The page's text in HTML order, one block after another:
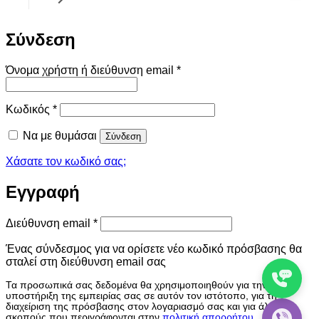
ΔΙΑΦΡΑΓΜΑΤΑ
ΚΛΈΜΕΣ
ΛΥΧΝΊΕΣ
ΠΛΑΚΈΤΕΣ
ΠΥΚΝΩΤΕΣ 9
ΡΕΛΈ-ΘΕΡΜΙΚΆ ΣΥΜΠΙΕΣΤΏΝ 15
ΜΕΝΤΕΣΈΔΕΣ
ΜΟΝΏΣΕΙΣ
ΦΊΛΤΡΑ ΝΕΡΟΎ
ΦΙΛΤΡΑ ΟΣΜΩΝ
ΕΚΤΟΝΩΤΙΚΕΣ ΒΑΛΒΙΔΕΣ-
ORIFISE
ΠΛΆΤΕΣ-ΨΥΚΤΙΚΆ ΣΤΟΙΧΕΊΑ
ΨΥΚΤΙΚΆ ΥΓΡΆ 5
Σύνδεση
Όνομα χρήστη ή διεύθυνση email *Απαιτείται
Κωδικός *Απαιτείται
Να με θυμάσαι Σύνδεση
Χάσατε τον κωδικό σας;
Εγγραφή
Διεύθυνση email *Απαιτείται
Ένας σύνδεσμος για να ορίσετε νέο κωδικό πρόσβασης θα
σταλεί στη διεύθυνση email σας
Τα προσωπικά σας δεδομένα θα χρησιμοποιηθούν για την
υποστήριξη της εμπειρίας σας σε αυτόν τον ιστότοπο, για τη
διαχείριση της πρόσβασης στον λογαριασμό σας και για άλλους